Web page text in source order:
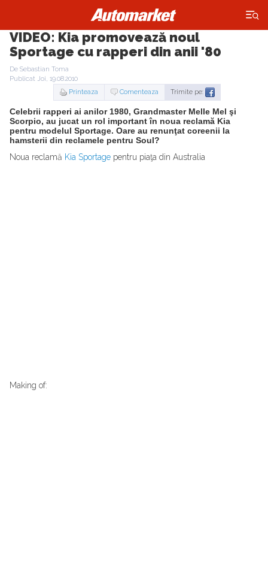
×
VIDEO: Kia promovează noul
Sportage cu rapperi din anii '80
De Sebastian Toma
Publicat Joi, 19.08.2010
Printeaza
Comenteaza Trimite pe:
Celebrii rapperi ai anilor 1980, Grandmaster Melle Mel şi
Scorpio, au jucat un rol important în noua reclamă Kia
pentru modelul Sportage. Oare au renunţat coreenii la
hamsterii din reclamele pentru Soul?
Noua reclamă Kia Sportage pentru piaţa din Australia
Making of: